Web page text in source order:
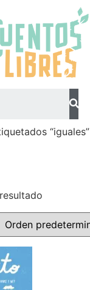
“iguales”